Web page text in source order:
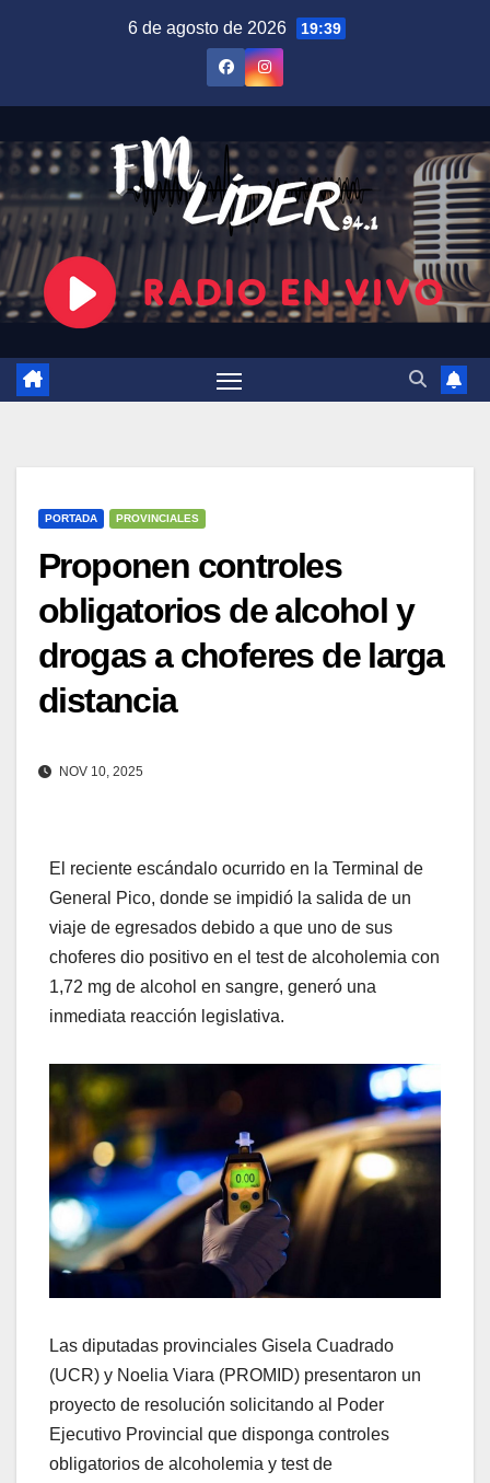
6 de agosto de 2026 19:39
PORTADA PROVINCIALES
Proponen controles
obligatorios de alcohol y
drogas a choferes de larga
distancia
NOV 10, 2025
El reciente escándalo ocurrido en la Terminal de
General Pico, donde se impidió la salida de un
viaje de egresados debido a que uno de sus
choferes dio positivo en el test de alcoholemia con
1,72 mg de alcohol en sangre, generó una
inmediata reacción legislativa.
Las diputadas provinciales Gisela Cuadrado
(UCR) y Noelia Viara (PROMID) presentaron un
proyecto de resolución solicitando al Poder
Ejecutivo Provincial que disponga controles
obligatorios de alcoholemia y test de